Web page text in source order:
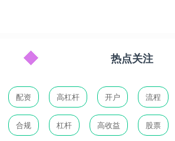
热点关注
配资 高杠杆 开户 流程
合规 杠杆 高收益 股票